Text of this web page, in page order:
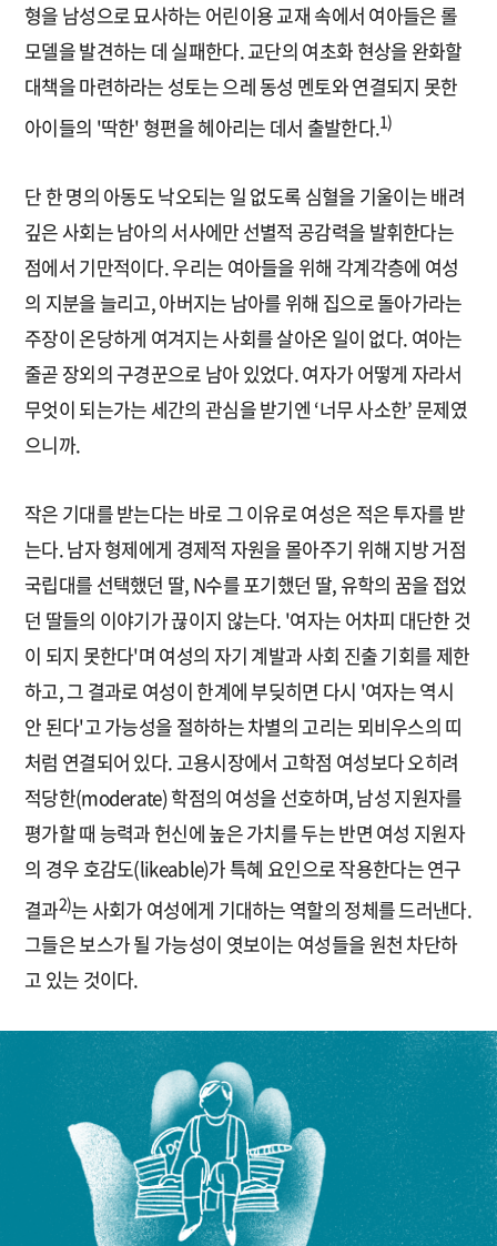
형을 남성으로 묘사하는 어린이용 교재 속에서 여아들은 롤
모델을 발견하는 데 실패한다. 교단의 여초화 현상을 완화할
대책을 마련하라는 성토는 으레 동성 멘토와 연결되지 못한
아이들의 '딱한' 형편을 헤아리는 데서 출발한다.1)
단 한 명의 아동도 낙오되는 일 없도록 심혈을 기울이는 배려
깊은 사회는 남아의 서사에만 선별적 공감력을 발휘한다는
점에서 기만적이다. 우리는 여아들을 위해 각계각층에 여성
의 지분을 늘리고, 아버지는 남아를 위해 집으로 돌아가라는
주장이 온당하게 여겨지는 사회를 살아온 일이 없다. 여아는
줄곧 장외의 구경꾼으로 남아 있었다. 여자가 어떻게 자라서
무엇이 되는가는 세간의 관심을 받기엔 ‘너무 사소한’ 문제였
으니까.
작은 기대를 받는다는 바로 그 이유로 여성은 적은 투자를 받
는다. 남자 형제에게 경제적 자원을 몰아주기 위해 지방 거점
국립대를 선택했던 딸, N수를 포기했던 딸, 유학의 꿈을 접었
던 딸들의 이야기가 끊이지 않는다. '여자는 어차피 대단한 것
이 되지 못한다'며 여성의 자기 계발과 사회 진출 기회를 제한
하고, 그 결과로 여성이 한계에 부딪히면 다시 '여자는 역시
안 된다'고 가능성을 절하하는 차별의 고리는 뫼비우스의 띠
처럼 연결되어 있다. 고용시장에서 고학점 여성보다 오히려
적당한(moderate) 학점의 여성을 선호하며, 남성 지원자를
평가할 때 능력과 헌신에 높은 가치를 두는 반면 여성 지원자
의 경우 호감도(likeable)가 특혜 요인으로 작용한다는 연구
결과2)는 사회가 여성에게 기대하는 역할의 정체를 드러낸다.
그들은 보스가 될 가능성이 엿보이는 여성들을 원천 차단하
고 있는 것이다.